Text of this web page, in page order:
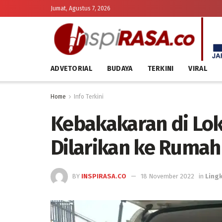
Jumat, Agustus 7, 2026
ADVETORIAL BUDAYA TERKINI VIRAL
Home Info Terkini
Kebakakaran di
Dilarikan ke
BY INSPIRASA.CO 18 November 2022 in